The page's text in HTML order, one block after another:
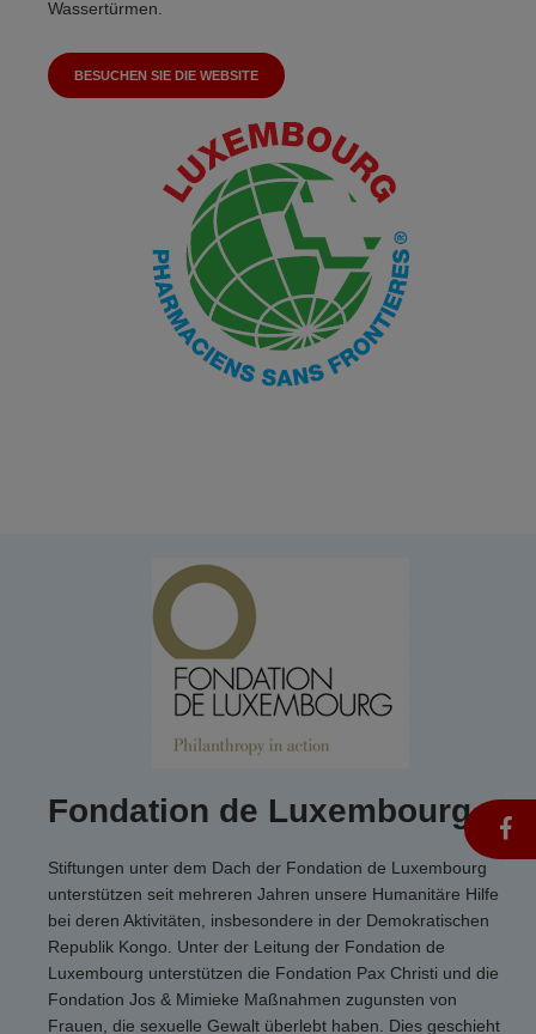
Wassertürmen.
BESUCHEN SIE DIE WEBSITE
Fondation de Luxembourg
Stiftungen unter dem Dach der Fondation de Luxembourg
unterstützen seit mehreren Jahren unsere Humanitäre Hilfe
bei deren Aktivitäten, insbesondere in der Demokratischen
Republik Kongo. Unter der Leitung der Fondation de
Luxembourg unterstützen die Fondation Pax Christi und die
Fondation Jos & Mimieke Maßnahmen zugunsten von
Frauen, die sexuelle Gewalt überlebt haben. Dies geschieht